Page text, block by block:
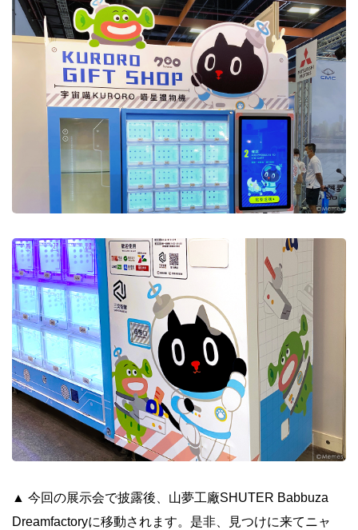
▲ 今回の展示会で披露後、山夢工廠SHUTER Babbuza
Dreamfactoryに移動されます。是非、見つけに来てニャ